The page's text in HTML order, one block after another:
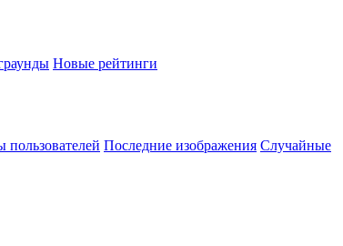
Новые рейтинги
Последние изображения Случайные